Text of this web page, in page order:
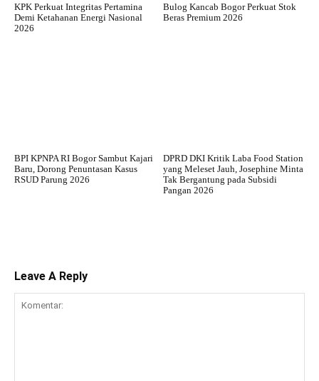
KPK Perkuat Integritas Pertamina
Demi Ketahanan Energi Nasional
2026
Bulog Kancab Bogor Perkuat Stok
Beras Premium 2026
BPI KPNPA RI Bogor Sambut Kajari
Baru, Dorong Penuntasan Kasus
RSUD Parung 2026
DPRD DKI Kritik Laba Food Station
yang Meleset Jauh, Josephine Minta
Tak Bergantung pada Subsidi
Pangan 2026
Leave A Reply